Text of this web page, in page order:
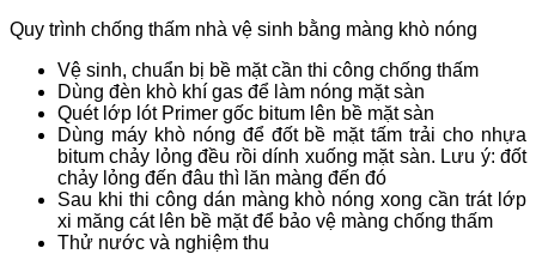
Quy trình chống thấm nhà vệ sinh bằng màng khò nóng
Vệ sinh, chuẩn bị bề mặt cần thi công chống thấm
Dùng đèn khò khí gas để làm nóng mặt sàn
Quét lớp lót Primer gốc bitum lên bề mặt sàn
Dùng máy khò nóng để đốt bề mặt tấm trải cho nhựa
bitum chảy lỏng đều rồi dính xuống mặt sàn. Lưu ý: đốt
chảy lỏng đến đâu thì lăn màng đến đó
Sau khi thi công dán màng khò nóng xong cần trát lớp
xi măng cát lên bề mặt để bảo vệ màng chống thấm
Thử nước và nghiệm thu